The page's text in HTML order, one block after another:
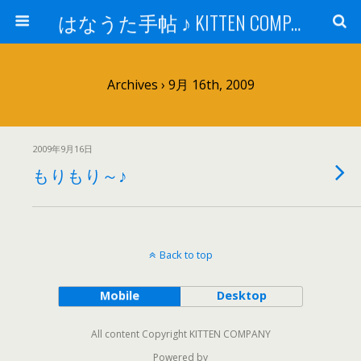
はなうた手帖 ♪ KITTEN COMPANY
Archives › 9月 16th, 2009
2009年9月16日
もりもり～♪
Back to top
Mobile Desktop
All content Copyright KITTEN COMPANY
Powered by